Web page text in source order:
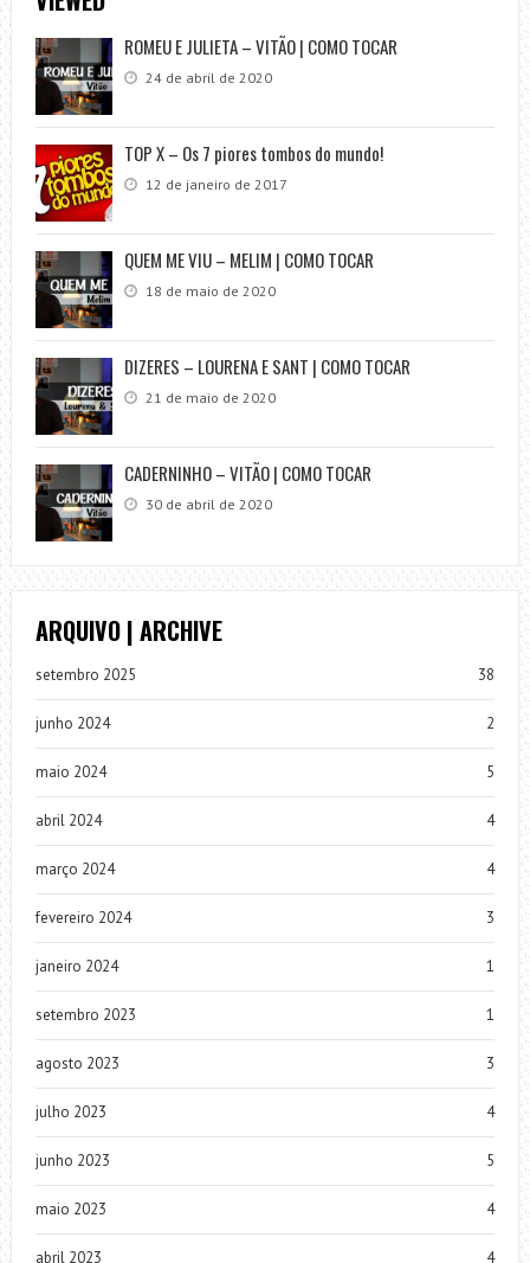
ROMEU E JULIETA – VITÃO | COMO TOCAR
24 de abril de 2020
TOP X – Os 7 piores tombos do mundo!
12 de janeiro de 2017
QUEM ME VIU – MELIM | COMO TOCAR
18 de maio de 2020
DIZERES – LOURENA E SANT | COMO TOCAR
21 de maio de 2020
CADERNINHO – VITÃO | COMO TOCAR
30 de abril de 2020
ARQUIVO | ARCHIVE
setembro 2025 38
junho 2024 2
maio 2024 5
abril 2024 4
março 2024 4
fevereiro 2024 3
janeiro 2024 1
setembro 2023 1
agosto 2023 3
julho 2023 4
junho 2023 5
maio 2023 4
abril 2023 4